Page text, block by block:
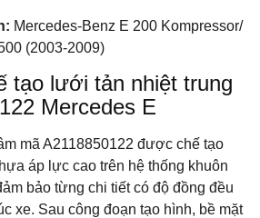
Mercedes-Benz E 200 Kompressor/
(2003-2009)
tạo lưới tản nhiệt trung
Mercedes E
mã A2118850122 được chế tạo
áp lực cao trên hệ thống khuôn
bảo từng chi tiết có độ đồng đều
xe. Sau công đoạn tạo hình, bề mặt